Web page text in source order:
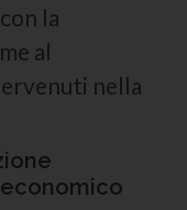
la
al
nella